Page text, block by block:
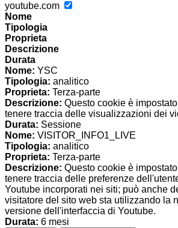
youtube.com
Nome
Tipologia
Proprieta
Descrizione
Durata
Nome: YSC
Tipologia: analitico
Proprieta: Terza-parte
Descrizione: Questo cookie è
tenere traccia delle visualizzazioni dei
Durata: Sessione
Nome: VISITOR_INFO1_LIVE
Tipologia: analitico
Proprieta: Terza-parte
Descrizione: Questo cookie è
tenere traccia delle preferenze
Youtube incorporati nei siti; può anche
visitatore del sito web sta utilizzando la
versione dell'interfaccia di Youtube.
Durata: 6 mesi